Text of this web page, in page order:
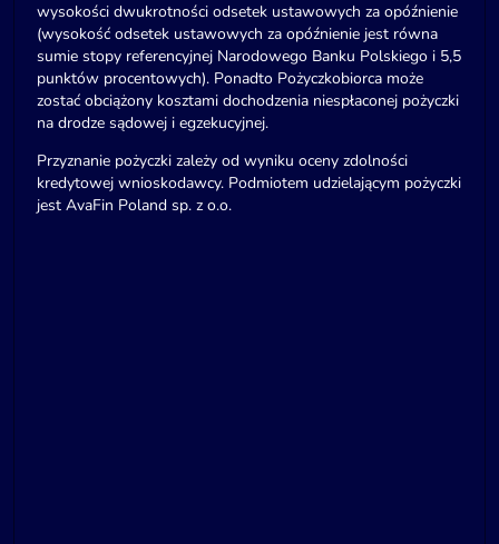
wysokości dwukrotności odsetek ustawowych za opóźnienie
(wysokość odsetek ustawowych za opóźnienie jest równa
sumie stopy referencyjnej Narodowego Banku Polskiego i 5,5
punktów procentowych). Ponadto Pożyczkobiorca może
zostać obciążony kosztami dochodzenia niespłaconej pożyczki
na drodze sądowej i egzekucyjnej.
Przyznanie pożyczki zależy od wyniku oceny zdolności
kredytowej wnioskodawcy. Podmiotem udzielającym pożyczki
jest AvaFin Poland sp. z o.o.